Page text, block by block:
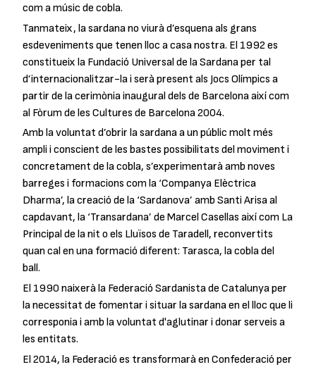
com a músic de cobla.
Tanmateix, la sardana no viurà d’esquena als grans
esdeveniments que tenen lloc a casa nostra. El 1992 es
constitueix la Fundació Universal de la Sardana per tal
d’internacionalitzar-la i serà present als Jocs Olímpics a
partir de la cerimònia inaugural dels de Barcelona així com
al Fòrum de les Cultures de Barcelona 2004.
Amb la voluntat d’obrir la sardana a un públic molt més
ampli i conscient de les bastes possibilitats del moviment i
concretament de la cobla, s’experimentarà amb noves
barreges i formacions com la ‘Companya Elèctrica
Dharma’, la creació de la ‘Sardanova’ amb Santi Arisa al
capdavant, la ‘Transardana’ de Marcel Casellas així com La
Principal de la nit o els Lluïsos de Taradell, reconvertits
quan cal en una formació diferent: Tarasca, la cobla del
ball.
El 1990 naixerà la Federació Sardanista de Catalunya per
la necessitat de fomentar i situar la sardana en el lloc que li
corresponia i amb la voluntat d'aglutinar i donar serveis a
les entitats.
El 2014, la Federació es transformarà en Confederació per